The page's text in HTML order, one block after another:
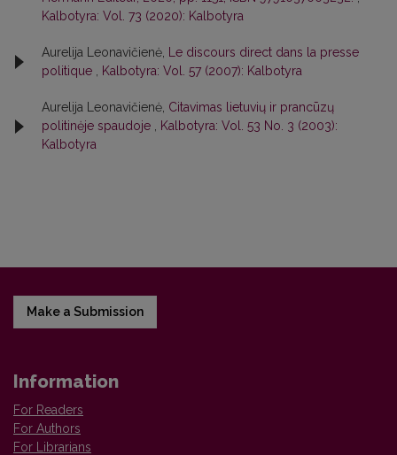
Kalbotyra: Vol. 73 (2020): Kalbotyra
Aurelija Leonavičienė,
Le discours direct dans la presse
politique
Kalbotyra: Vol. 57 (2007): Kalbotyra
Aurelija Leonavičienė, Citavimas lietuvių ir prancūzų
politinėje spaudoje
Kalbotyra: Vol. 53 No. 3 (2003):
Kalbotyra
Make a Submission
Information
For Readers
For Authors
For Librarians